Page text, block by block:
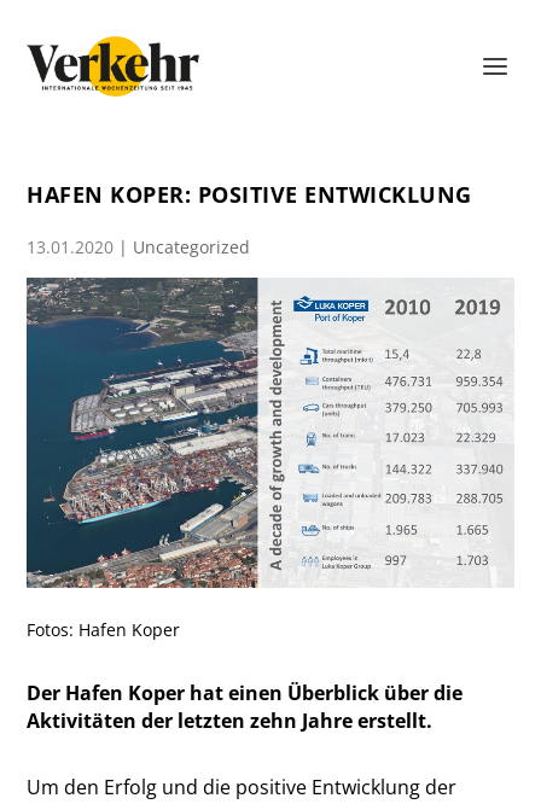
HAFEN KOPER: POSITIVE ENTWICKLUNG
13.01.2020 | Uncategorized
Fotos: Hafen Koper
Der Hafen Koper hat einen Überblick über die
Aktivitäten der letzten zehn Jahre erstellt.
Um den Erfolg und die positive Entwicklung der